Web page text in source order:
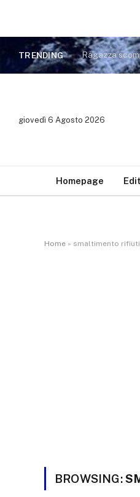
TRENDING Ragazza
giovedì 6 Agosto 2026
Homepage
Home » smaltimento rifiuti
BROWSING: